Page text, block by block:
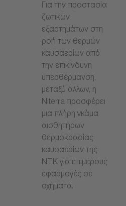
Για την προστασία
ζωτικών
εξαρτημάτων στη
ροή των θερμών
καυσαερίων από
την επικίνδυνη
υπερθέρμανση,
μεταξύ άλλων, η
Niterra προσφέρει
μια πλήρη γκάμα
αισθητήρων
θερμοκρασίας
καυσαερίων της
NTK για επιμέρους
εφαρμογές σε
οχήματα.